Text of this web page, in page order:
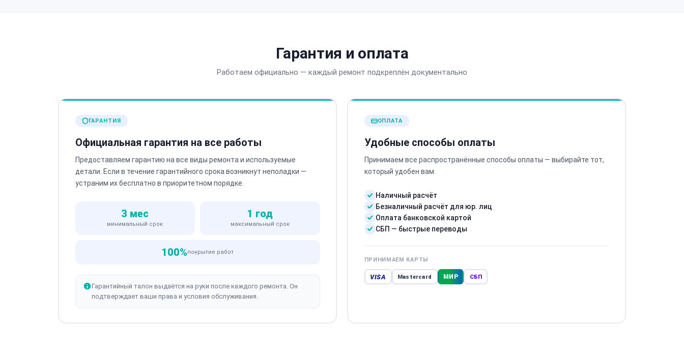
Гарантия и оплата
Работаем официально — каждый ремонт подкреплён документально
ГАРАНТИЯ
Официальная гарантия на все работы
Предоставляем гарантию на все виды ремонта и используемые
детали. Если в течение гарантийного срока возникнут неполадки —
устраним их бесплатно в приоритетном порядке.
3 мес
минимальный срок
1 год
максимальный срок
100%покрытие работ
Гарантийный талон выдаётся на руки после каждого ремонта. Он
подтверждает ваши права и условия обслуживания.
ОПЛАТА
Удобные способы оплаты
Принимаем все распространённые способы оплаты — выбирайте тот,
который удобен вам.
Наличный расчёт
Безналичный расчёт для юр. лиц
Оплата банковской картой
СБП — быстрые переводы
ПРИНИМАЕМ КАРТЫ
VISA Mastercard МИР СБП